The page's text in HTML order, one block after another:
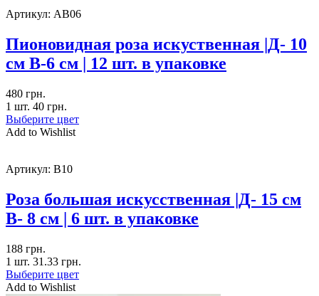
Артикул: AB06
Пионовидная роза искуственная |Д- 10
см В-6 см | 12 шт. в упаковке
480 грн.
1 шт. 40 грн.
Выберите цвет
Add to Wishlist
Артикул: B10
Роза большая искусственная |Д- 15 см
В- 8 см | 6 шт. в упаковке
188 грн.
1 шт. 31.33 грн.
Выберите цвет
Add to Wishlist